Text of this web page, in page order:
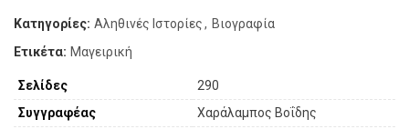
Κατηγορίες: Αληθινές Ιστορίες, Βιογραφία
Ετικέτα: Μαγειρική
Σελίδες
290
Συγγραφέας
Χαράλαµπος Βοΐδης